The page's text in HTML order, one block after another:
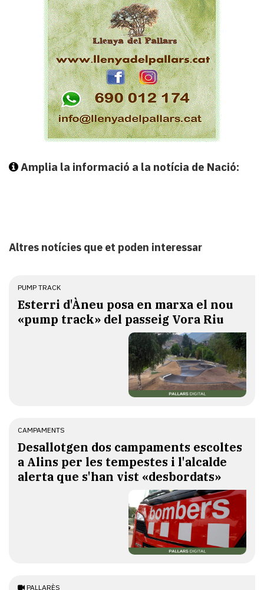
Amplia la informació a la notícia de Nació:
Altres notícies que et poden interessar
PUMP TRACK
Esterri d'Àneu posa en marxa el nou
«pump track» del passeig Vora Riu
CAMPAMENTS
​Desallotgen dos campaments escoltes
a Alins per les tempestes i l'alcalde
alerta que s'han vist «desbordats»
PALLARÈS